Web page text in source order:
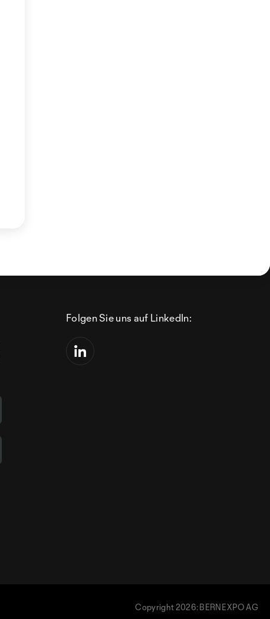
Folgen Sie uns auf LinkedIn:
Copyright 2026: BERNEXPO AG